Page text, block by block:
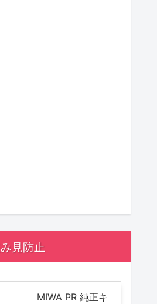
見防止
MIWA PR 純正キ